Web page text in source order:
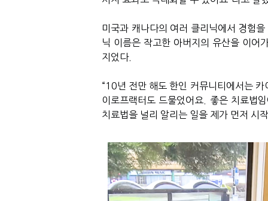
미국과 캐나다의 여러 클리닉에서 경험
닉 이름은 작고한 아버지의 유산을 이어
지었다.
“10년 전만 해도 한인 커뮤니티에서는
이로프랙터도 드물었어요
좋은 치료법
치료법을 널리 알리는 일을 제가 먼저 시